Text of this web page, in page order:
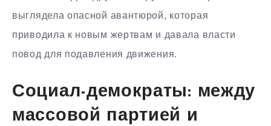
выглядела опасной авантюрой, которая
приводила к новым жертвам и давала власти
повод для подавления движения.
Социал-демократы: между
массовой партией и